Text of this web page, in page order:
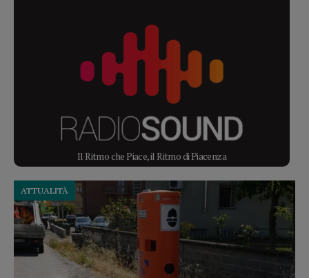
Il Ritmo che Piace, il Ritmo di Piacenza
ATTUALITÀ